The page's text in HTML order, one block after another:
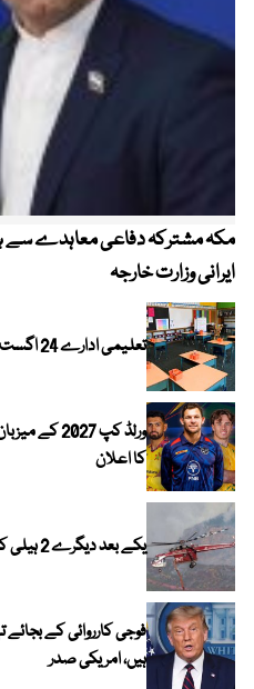
مکہ مشترکہ دفاعی معاہدے سے
ایرانی وزارت خارجہ
تعلیمی ادارے 24 اگست تک بند رہیں گے، رانا سکندر حیات
ورلڈ کپ
کا اعلان
یکے بعد دیگرے 2 ہیلی کاپٹر گر کر تباہ؛ متعدد ہلاکتیں
فوجی کارروائی کے
ہیں، امریکی صدر